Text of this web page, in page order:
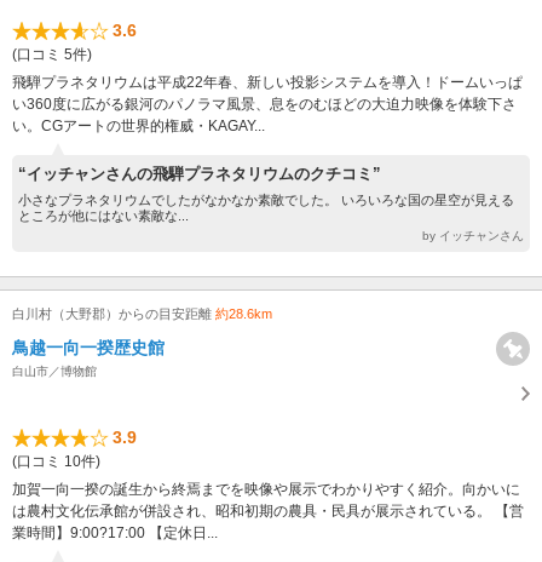
3.6
(口コミ 5件)
飛騨プラネタリウムは平成22年春、新しい投影システムを導入！ドームいっぱ
い360度に広がる銀河のパノラマ風景、息をのむほどの大迫力映像を体験下さ
い。CGアートの世界的権威・KAGAY...
“イッチャンさんの飛騨プラネタリウムのクチコミ”
小さなプラネタリウムでしたがなかなか素敵でした。 いろいろな国の星空が見える
ところが他にはない素敵な...
by イッチャンさん
白川村（大野郡）からの目安距離 約28.6km
鳥越一向一揆歴史館
白山市／博物館
3.9
(口コミ 10件)
加賀一向一揆の誕生から終焉までを映像や展示でわかりやすく紹介。向かいに
は農村文化伝承館が併設され、昭和初期の農具・民具が展示されている。 【営
業時間】9:00?17:00 【定休日...